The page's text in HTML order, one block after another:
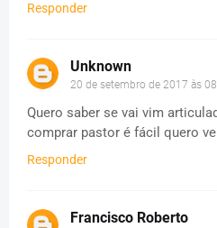
Responder
Unknown
20 de setembro de 2017 às
Quero saber se vai vim
comprar pastor é fácil quero
Responder
Francisco Roberto